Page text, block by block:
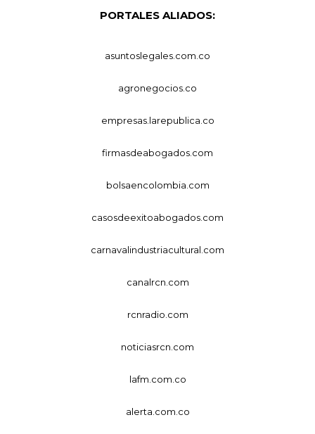
PORTALES ALIADOS:
asuntoslegales.com.co
agronegocios.co
empresas.larepublica.co
firmasdeabogados.com
bolsaencolombia.com
casosdeexitoabogados.com
carnavalindustriacultural.com
canalrcn.com
rcnradio.com
noticiasrcn.com
lafm.com.co
alerta.com.co